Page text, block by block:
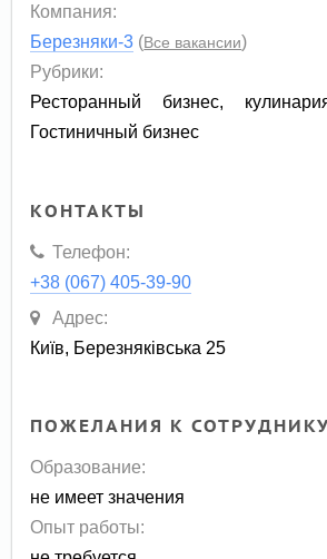
Компания:
Березняки-3 (Все вакансии)
Рубрики:
Ресторанный бизнес,
Гостиничный бизнес
КОНТАКТЫ
Телефон:
+38 (067) 405-39-90
Адрес:
Київ, Березняківська 25
ПОЖЕЛАНИЯ К СОТРУДНИКУ
Образование:
не имеет значения
Опыт работы: